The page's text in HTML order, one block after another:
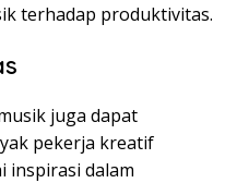
terhadap produktivitas.
juga dapat
pekerja kreatif
inspirasi dalam